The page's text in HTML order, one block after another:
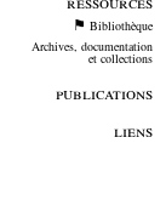
Bibliothèque
Archives, documentation
et collections
publications
liens